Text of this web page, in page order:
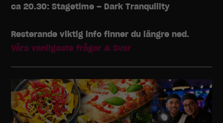
ca 20.30: Stagetime – Dark Tranquility
Resterande viktig info finner du längre ned.
Våra vanligaste frågor & Svar